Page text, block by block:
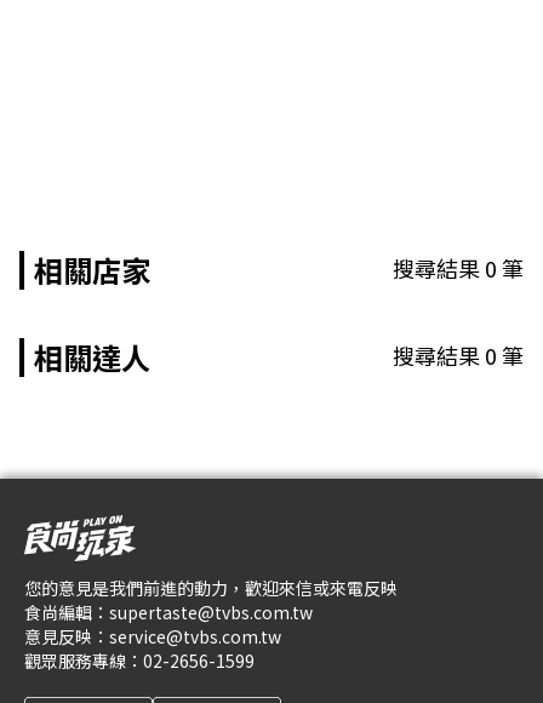
相關店家 搜尋結果0筆
相關達人 搜尋結果0筆
您的意見是我們前進的動力，歡迎來信或來電反映
食尚編輯： supertaste@tvbs.com.tw
意見反映： service@tvbs.com.tw
觀眾服務專線： 02-2656-1599